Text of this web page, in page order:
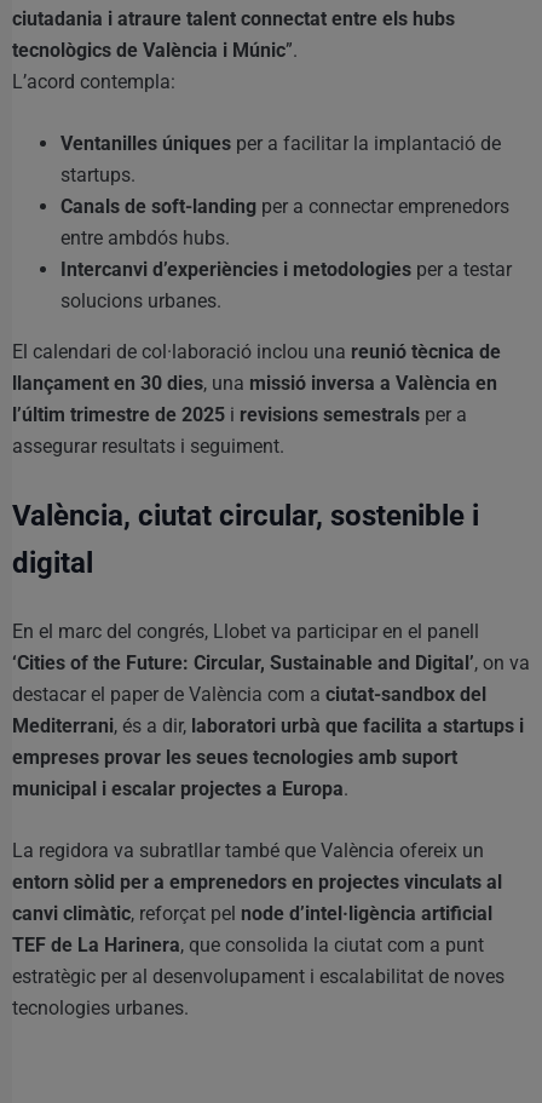
ciutadania i atraure talent connectat entre els hubs
tecnològics de València i Múnic”.
L’acord contempla:
Ventanilles úniques per a facilitar la implantació de
startups.
Canals de soft-landing per a connectar emprenedors
entre ambdós hubs.
Intercanvi d’experiències i metodologies per a testar
solucions urbanes.
El calendari de col·laboració inclou una reunió tècnica de
llançament en 30 dies, una missió inversa a València en
l’últim trimestre de 2025 i revisions semestrals per a
assegurar resultats i seguiment.
València, ciutat circular, sostenible i
digital
En el marc del congrés, Llobet va participar en el panell
‘Cities of the Future: Circular, Sustainable and Digital’, on va
destacar el paper de València com a ciutat-sandbox del
Mediterrani, és a dir, laboratori urbà que facilita a startups i
empreses provar les seues tecnologies amb suport
municipal i escalar projectes a Europa.
La regidora va subratllar també que València ofereix un
entorn sòlid per a emprenedors en projectes vinculats al
canvi climàtic, reforçat pel node d’intel·ligència artificial
TEF de La Harinera, que consolida la ciutat com a punt
estratègic per al desenvolupament i escalabilitat de noves
tecnologies urbanes.